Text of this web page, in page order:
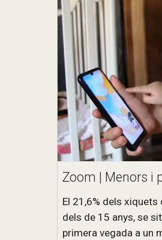
Zoom | Menors i
El 21,6% dels xiquets
dels de 15 anys, se
primera vegada a un